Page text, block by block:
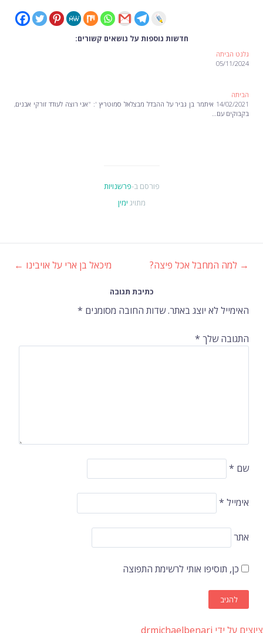
חדשות נוספות על נושאים קשורים:
גלנט הביתה
05/11/2024
הביתה
14/02/2021 איתמר בן גביר על ההבדל מבצלאל סמוטריץ ': "אני רוצה לעודד זורקי אבנים,
בקבוקים עם…
פורסם ב-פרשנויות
מתויג ימין
ניווט
ברשומות
→ למה המחבל אכל פיצה? מיכאל בן ארי על אויבינו ←
כתיבת תגובה
האימייל לא יוצג באתר.שדות החובה מסומנים *
התגובה שלך *
שם *
אימייל *
אתר
כן, תוסיפו אותי לרשימת התפוצה
ציוצים על ידי drmichaelbenari